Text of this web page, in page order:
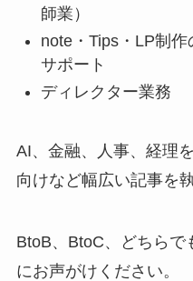
師業）
note・Tips・LP制
サポート
ディレクター業務
AI、金融、人事、経理
向けなど幅広い記事を
BtoB、BtoC、どちらで
にお声がけください。